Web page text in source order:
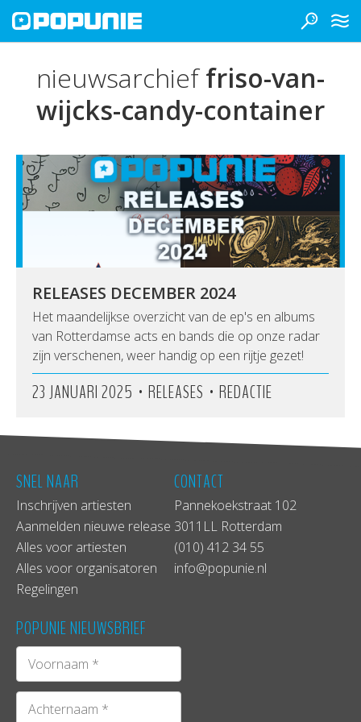
nieuwsarchieffriso-van-
wijcks-candy-container
RELEASES DECEMBER 2024
Het maandelijkse overzicht van de ep's en albums
van Rotterdamse acts en bands die op onze radar
zijn verschenen, weer handig op een rijtje gezet!
23 JANUARI 2025 • RELEASES • REDACTIE
SNEL NAAR
Inschrijven artiesten
Aanmelden nieuwe release
Alles voor artiesten
Alles voor organisatoren
Regelingen
CONTACT
Pannekoekstraat 102
3011LL Rotterdam
(010) 412 34 55
info@popunie.nl
POPUNIE NIEUWSBRIEF